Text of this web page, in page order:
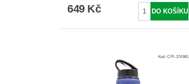
649 Kč
Kód:CPI-374981